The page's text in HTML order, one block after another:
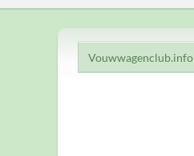
Vouwwagenclub.info